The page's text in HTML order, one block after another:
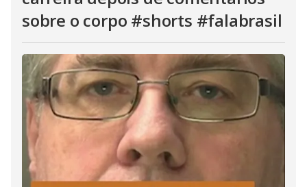
sobre o corpo #shorts #falabrasil